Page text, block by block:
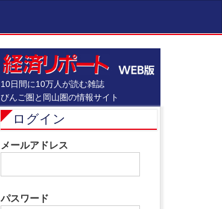
10日間に10万人が読む雑誌
びんご圏と岡山圏の情報サイト
ログイン
メールアドレス
パスワード